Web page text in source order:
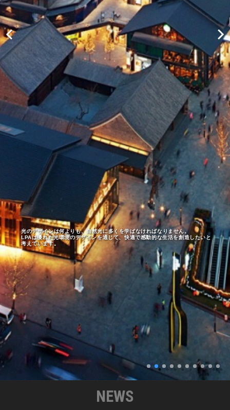
光のデザインは何よりも、自然光に多くを学ばなければなりません。
LPAは優れた光環境のデザインを通じて、快適で感動的な生活を創造したいと
考えています。
NEWS